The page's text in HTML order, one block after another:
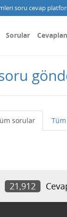
soru cevap
Sorular
sorular
21,912